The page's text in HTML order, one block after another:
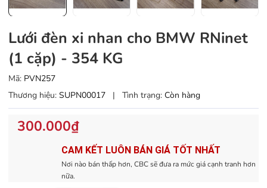
Lưới đèn xi nhan cho BMW RNinet
(1 cặp) - 354 KG
Mã: PVN257
Thương hiệu: SUPN00017 | Tình trạng: Còn hàng
300.000₫
CAM KẾT LUÔN BÁN GIÁ TỐT NHẤT
Nơi nào bán thấp hơn, CBC sẽ đưa ra mức giá cạnh tranh hơn
nữa.